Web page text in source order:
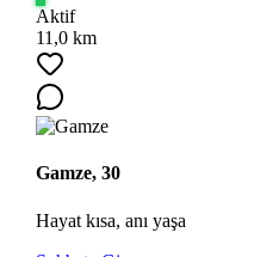
Aktif
11,0 km
Gamze, 30
Hayat kısa, anı yaşa